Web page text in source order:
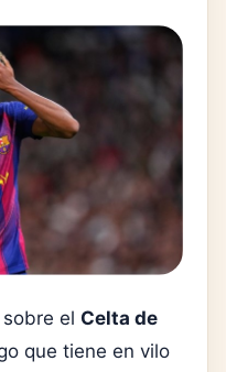
sobre el Celta de
que tiene en vilo